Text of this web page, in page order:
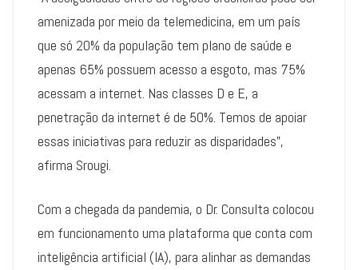
amenizada por meio da telemedicina, em um país
que só 20% da população tem plano de saúde e
apenas 65% possuem acesso a esgoto, mas 75%
acessam a internet. Nas classes D e E, a
penetração da internet é de 50%. Temos de apoiar
essas iniciativas para reduzir as disparidades”,
afirma Srougi.
Com a chegada da pandemia, o Dr. Consulta colocou
em funcionamento uma plataforma que conta com
inteligência artificial (IA), para alinhar as demandas